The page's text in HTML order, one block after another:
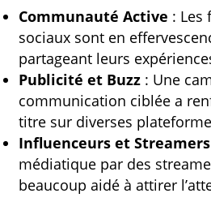
Communauté Active : Les
sociaux sont en
partageant leurs
Publicité et Buzz : Une
communication ciblée a
titre sur diverses
Influenceurs et Streamers
médiatique par des
beaucoup aidé à attirer